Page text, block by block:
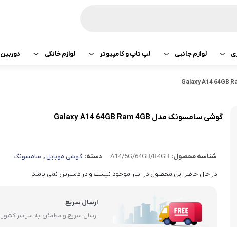
تبلت اپل
تبلت هوآوی
سونی
لوازم جانبی
هدفون و هندزفری
هندزفری هایلو
لپ تاپ و کامپیوتر
قطعات کامپیوتر
لوازم خانگی
کولر و لوازم سرمایشی
آبمیوه گیری
دوربین
گوشی سامسونک مدل Galaxy A14 64GB Ram 4GB
شناسه محصول: A14/5G/64GB/R4GB دسته: گوشی موبایل , سامسونگ
در حال حاضر این محصول در انبار موجود نیست و در دسترس نمی باشد.
ارسال سریع
ارسال سریع و مطمئن به سراسر کشور